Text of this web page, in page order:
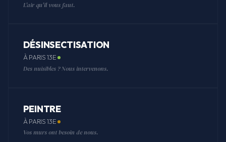
L'air qu'il vous faut.
DÉSINSECTISATION
À PARIS 13E
Des nuisibles ? Nous intervenons.
PEINTRE
À PARIS 13E
Vos murs ont besoin de nous.